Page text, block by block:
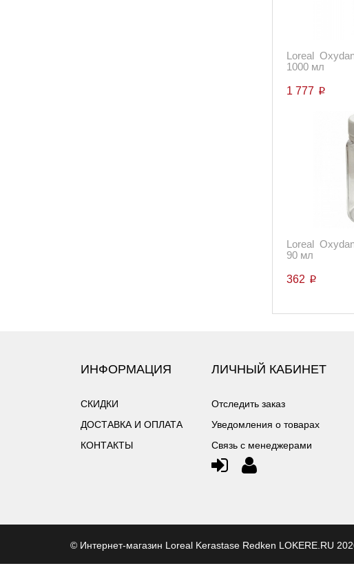
Loreal
1000 мл
1 777 p
Loreal
90 мл
362 p
ИНФОРМАЦИЯ
СКИДКИ
ДОСТАВКА И ОПЛАТА
КОНТАКТЫ
ЛИЧНЫЙ КАБИНЕТ
Отследить заказ
Уведомления о товарах
Связь с менеджерами
© Интернет-магазин Loreal Kerastase Redken LOKERE.RU